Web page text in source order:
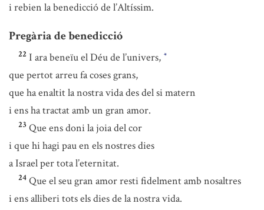
i rebien la benedicció de l’Altíssim.
Pregària de benedicció
22 I ara beneïu el Déu de l’univers, *
que pertot arreu fa coses grans,
que ha enaltit la nostra vida des del si matern
i ens ha tractat amb un gran amor.
23 Que ens doni la joia del cor
i que hi hagi pau en els nostres dies
a Israel per tota l’eternitat.
24 Que el seu gran amor resti fidelment amb nosaltres
i ens alliberi tots els dies de la nostra vida.